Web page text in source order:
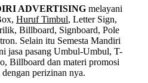
ADVERTISINGmelayani
Huruf Timbul, Letter Sign,
Billboard, Signboard, Pole
Selain itu Semesta Mandiri
jasa pasang Umbul-Umbul, T-
Billboard dan materi promosi
perizinan nya.